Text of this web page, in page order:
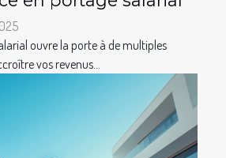
ouvre la porte à de multiples
vos revenus...